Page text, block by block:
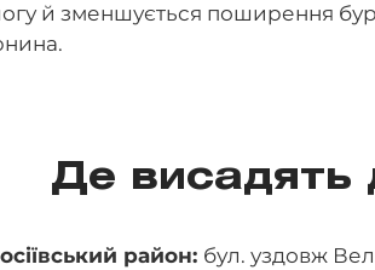
й зменшується поширення
Де висадять
район: бул. уздовж